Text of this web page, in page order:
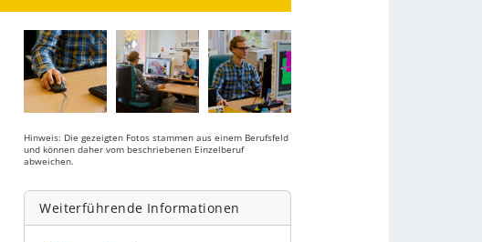
Hinweis: Die gezeigten Fotos stammen aus einem Berufsfeld
und können daher vom beschriebenen Einzelberuf
abweichen.
Weiterführende Informationen